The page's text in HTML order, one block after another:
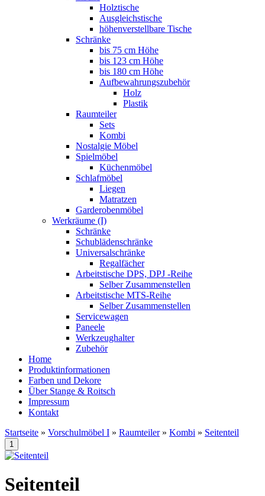
Holztische
Ausgleichstische
höhenverstellbare Tische
Schränke
bis 75 cm Höhe
bis 123 cm Höhe
bis 180 cm Höhe
Aufbewahrungszubehör
Holz
Plastik
Raumteiler
Sets
Kombi
Nostalgie Möbel
Spielmöbel
Küchenmöbel
Schlafmöbel
Liegen
Matratzen
Garderobenmöbel
Werkräume (I)
Schränke
Schublädenschränke
Universalschränke
Regalfächer
Arbeitstische DPS, DPJ -Reihe
Selber Zusammenstellen
Arbeitstische MTS-Reihe
Selber Zusammenstellen
Servicewagen
Paneele
Werkzeughalter
Zubehör
Home
Produktinformationen
Farben und Dekore
Über Stange & Roitsch
Impressum
Kontakt
Startseite » Vorschulmöbel I » Raumteiler» Kombi » Seitenteil
Seitenteil